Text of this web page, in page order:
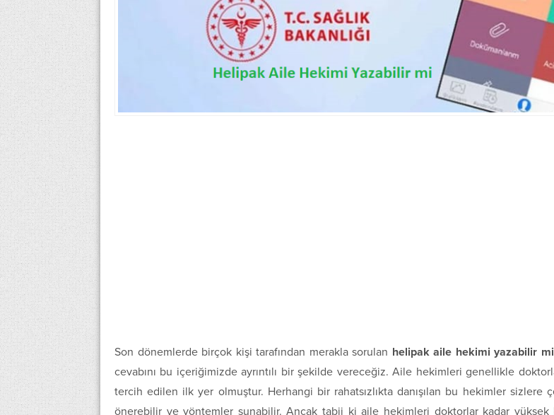
Son dönemlerde birçok kişi tarafından merakla sorulan helipak aile hekimi yazabilir mi
cevabını bu içeriğimizde ayrıntılı bir şekilde vereceğiz. Aile hekimleri genellikle
tercih edilen ilk yer olmuştur. Herhangi bir rahatsızlıkta danışılan bu hekimler sizlere
önerebilir ve yöntemler sunabilir. Ancak tabii ki aile hekimleri doktorlar kadar yüksek